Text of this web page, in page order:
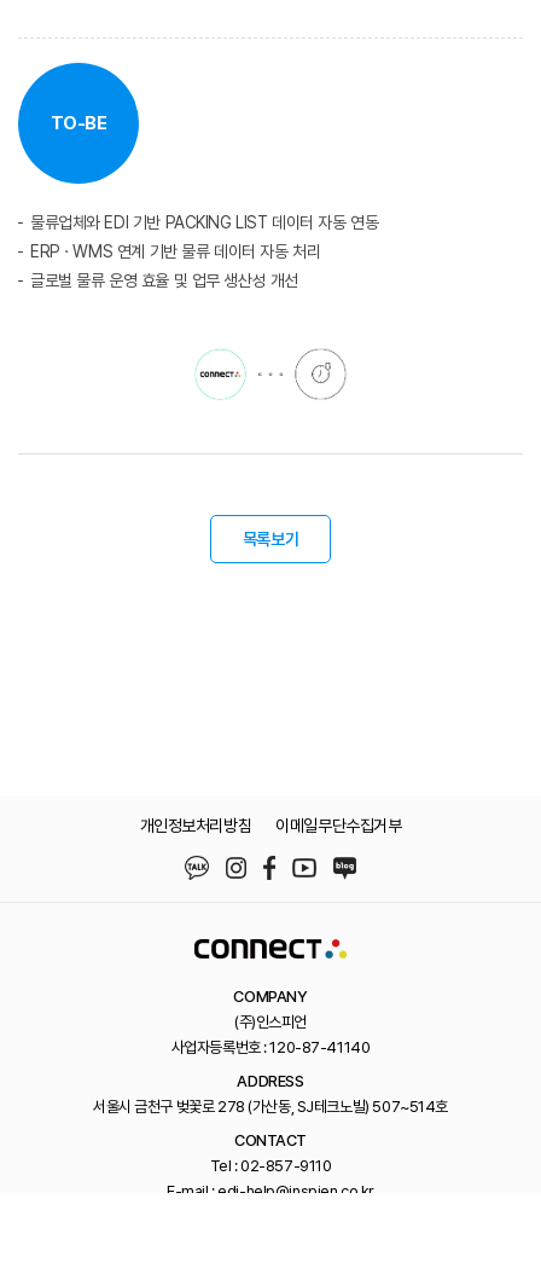
TO-BE
물류업체와 EDI 기반 PACKING LIST 데이터 자동 연동
ERP · WMS 연계 기반 물류 데이터 자동 처리
글로벌 물류 운영 효율 및 업무 생산성 개선
목록보기
개인정보처리방침 이메일무단수집거부
COMPANY
(주)인스피언
사업자등록번호 : 120-87-41140
ADDRESS
서울시 금천구 벚꽃로 278 (가산동, SJ테크노빌) 507~514호
CONTACT
Tel : 02-857-9110
E-mail : edi-help@inspien.co.kr